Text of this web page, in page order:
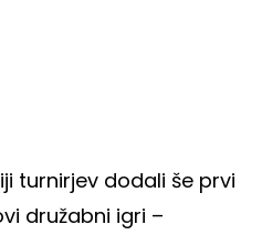
turnirjev dodali še prvi
družabni igri –